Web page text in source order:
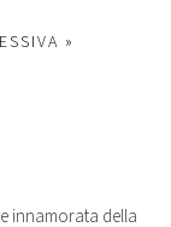
»
innamorata della